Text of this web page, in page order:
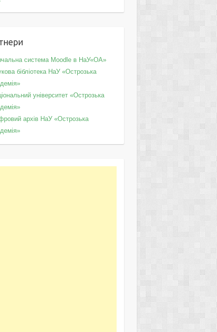
система Moodle в НаУ«ОА»
бібліотека НаУ «Острозька
університет «Острозька
архів НаУ «Острозька